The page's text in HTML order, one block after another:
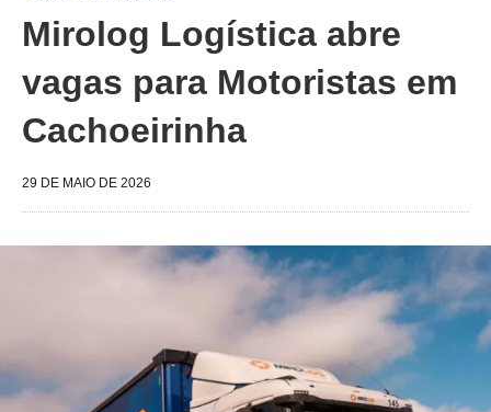
Mirolog Logística abre
vagas para Motoristas em
Cachoeirinha
29 DE MAIO DE 2026